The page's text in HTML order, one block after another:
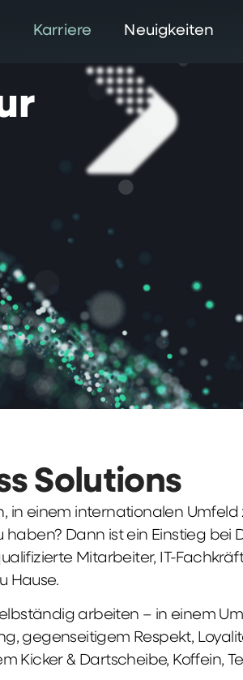
Karriere Neuigkeiten
Solutions
in einem internationalen Umfeld
Dann ist ein Einstieg bei
Mitarbeiter, IT-
Hause.
arbeiten – in einem
gegenseitigem Respekt,
Kicker & Dartscheibe, Koffein,